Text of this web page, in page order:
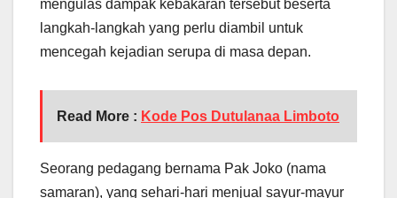
mengulas dampak kebakaran tersebut beserta
langkah-langkah yang perlu diambil untuk
mencegah kejadian serupa di masa depan.
Read More : Kode Pos Dutulanaa Limboto
Seorang pedagang bernama Pak Joko (nama
samaran), yang sehari-hari menjual sayur-mayur